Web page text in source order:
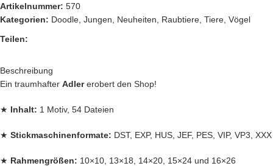
Artikelnummer: 570
Kategorien: Doodle Jungen Neuheiten Raubtiere Tiere Vögel
Teilen:
Beschreibung
Ein traumhafter Adlererobert den Shop!
★ Inhalt: 1 Motiv, 54 Dateien
★ Stickmaschinenformate: DST, EXP, HUS, JEF, PES, VIP, VP3, XXX
★ Rahmengrößen: 10×10, 13×18, 14×20, 15×24 und 16×26